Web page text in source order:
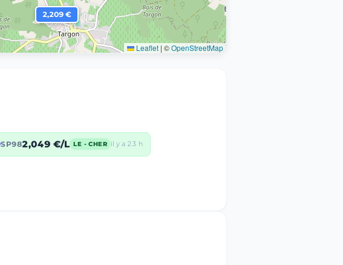
2,209 €
Leaflet | ©OpenStreetMap
SP982,049 €/L LE - CHER il y a 23 h